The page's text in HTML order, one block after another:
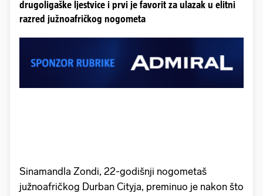
drugoligaške ljestvice i prvi je favorit za ulazak u elitni
razred južnoafričkog nogometa
Sinamandla Zondi, 22-godišnji nogometaš
južnoafričkog Durban Cityja, preminuo je nakon što